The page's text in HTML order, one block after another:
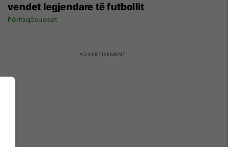
vendet legjendare të futbollit
Përfaqësueset